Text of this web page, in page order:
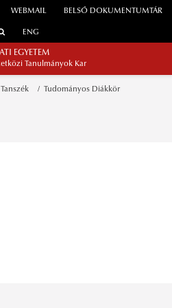
WEBMAIL BELSŐ DOKUMENTUMTÁR
ENG
EGYETEM
Tanulmányok Kar
Tudományos Diákkör